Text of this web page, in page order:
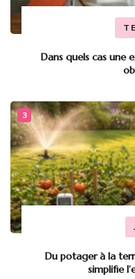
Dans quels cas une
Du potager à la
simplifie